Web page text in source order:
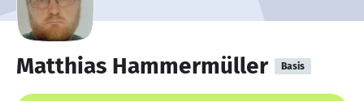
Matthias Hammermüller Basis